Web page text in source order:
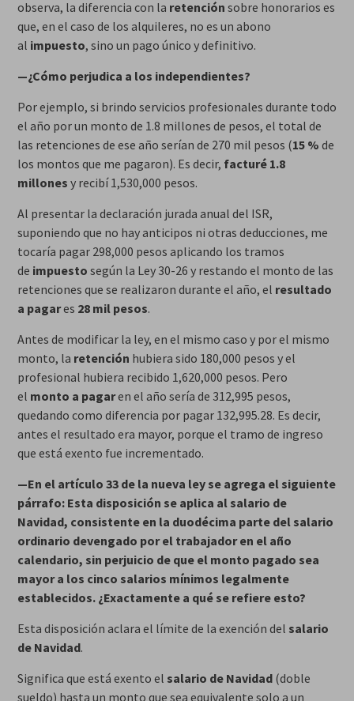
observa, la diferencia con la retención sobre honorarios es
que, en el caso de los alquileres, no es un abono
al impuesto, sino un pago único y definitivo.
—¿Cómo perjudica a los independientes?
Por ejemplo, si brindo servicios profesionales durante todo
el año por un monto de 1.8 millones de pesos, el total de
las retenciones de ese año serían de 270 mil pesos (15 % de
los montos que me pagaron). Es decir, facturé 1.8
millones y recibí 1,530,000 pesos.
Al presentar la declaración jurada anual del ISR,
suponiendo que no hay anticipos ni otras deducciones, me
tocaría pagar 298,000 pesos aplicando los tramos
de impuesto según la Ley 30-26 y restando el monto de las
retenciones que se realizaron durante el año, el resultado
a pagares 28 mil pesos.
Antes de modificar la ley, en el mismo caso y por el mismo
monto, la retención hubiera sido 180,000 pesos y el
profesional hubiera recibido 1,620,000 pesos. Pero
el monto a pagaren el año sería de 312,995 pesos,
quedando como diferencia por pagar 132,995.28. Es decir,
antes el resultado era mayor, porque el tramo de ingreso
que está exento fue incrementado.
—En el artículo 33 de la nueva ley se agrega el siguiente
párrafo: Esta disposición se aplica al salario de
Navidad, consistente en la duodécima parte del salario
ordinario devengado por el trabajador en el año
calendario, sin perjuicio de que el monto pagado sea
mayor a los cinco salarios mínimos legalmente
establecidos. ¿Exactamente a qué se refiere esto?
Esta disposición aclara el límite de la exención del salario
de Navidad.
Significa que está exento el salario de Navidad(doble
sueldo) hasta un monto que sea equivalente solo a un